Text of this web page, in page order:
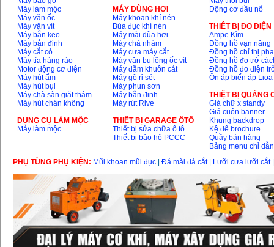
Máy làm mộc
Máy vặn ốc
Máy vặn vít
Máy bắn keo
Máy bắn đinh
Máy cắt cỏ
Máy tỉa hàng rào
Motor động cơ điện
Máy hút ẩm
Máy hút bụi
Máy chà sàn giặt thảm
Máy hút chân không
DỤNG CỤ LÀM MỘC
Máy làm mộc
MÁY DÙNG HƠI
Máy khoan khí nén
Búa đục khí nén
Máy mài dũa hơi
Máy chà nhám
Máy cưa máy cắt
Máy vặn bu lông ốc vít
Máy đầm khuôn cát
Máy gõ rỉ sét
Máy phun sơn
Máy bắn đinh
Máy rút Rive
THIÊT BỊ GARAGE ÔTÔ
Thiết bị sửa chữa ô tô
Thiết bị bảo hộ PCCC
Động cơ đầu nổ
THIÊT BỊ ĐO ĐIỆN
Ampe Kìm
Đồng hồ vạn năng
Đồng hồ chỉ thị pha
Đồng hồ đo trở
Đồng hồ đo điện
Ổn áp biến áp Lioa
THIỆT BỊ QUẢNG
Giá chữ x standy
Giá cuốn banner
Khung backdrop
Kệ để brochure
Quầy bán hàng
Bảng menu chỉ dẫn
PHỤ TÙNG PHỤ KIỆN: Mũi khoan mũi đục Đá mài đá cắt| Lưỡi cưa lưỡi cắt